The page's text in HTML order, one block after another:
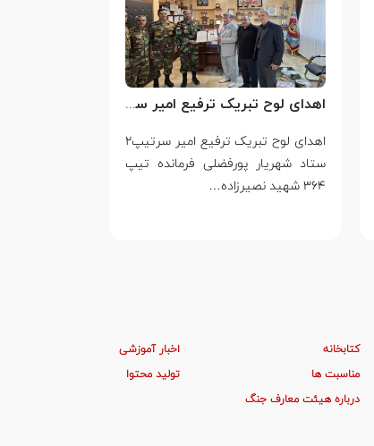
اهدای لوح تبریک ترفیع امیر سرتیپ۲ ستاد شهریار پورفضلی فرمانده تیپ ۳۶۴ شهید نصیرزاده نزاجا مستقر در مهاباد
اهدای لوح تبریک ترفیع امیر سرتیپ۲
ستاد شهریار پورفضلی فرمانده تیپ
۳۶۴ شهید نصیرزاده…
کتابخانه
اخبار آموزشی
مناسبت ها
تولید محتوا
درباره هیئت معارف جنگ